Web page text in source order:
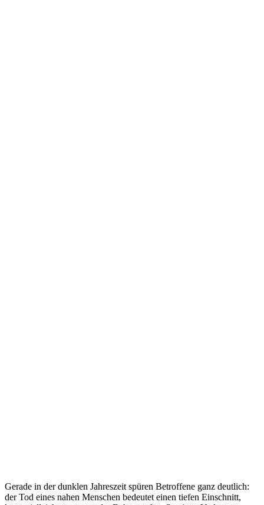
Gerade in der dunklen Jahreszeit spüren Betroffene ganz deutlich:
der Tod eines nahen Menschen bedeutet einen tiefen Einschnitt,